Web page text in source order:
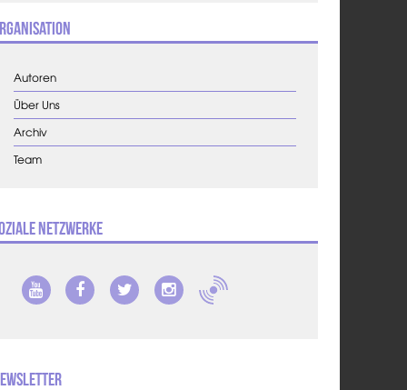
Autoren
Über Uns
Archiv
Team
Netzwerke